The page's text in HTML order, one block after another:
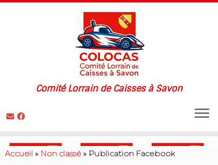
Skip
to
Comité Lorrain de Caisses à Savon
Accueil » Non classé » Publication Facebook